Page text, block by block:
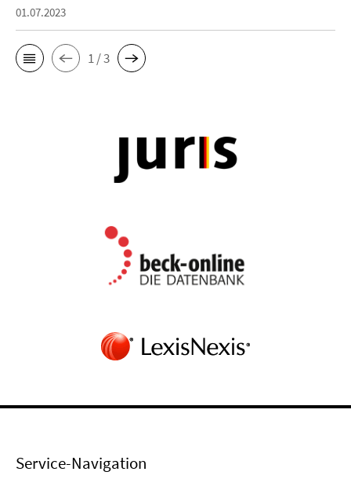
01.07.2023
1 / 3
Service-Navigation